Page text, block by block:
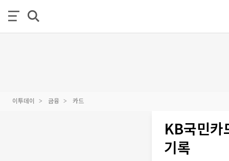
이투데이 금융 카드
KB국민카
기록